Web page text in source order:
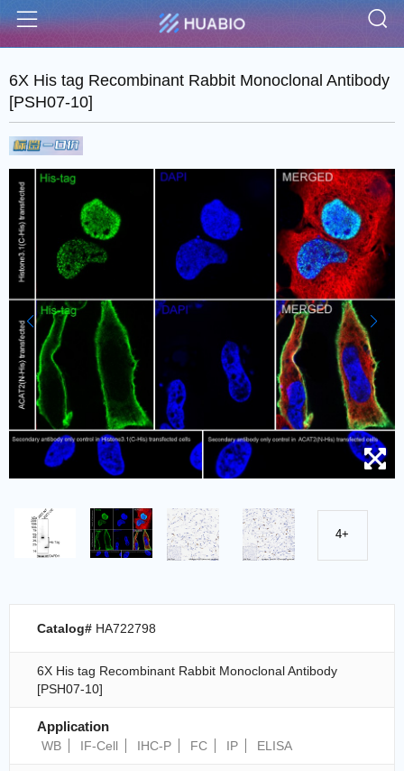
Menu
6X His tag Recombinant Rabbit Monoclonal Antibody
[PSH07-10]
4+
Catalog# HA722798
6X His tag Recombinant Rabbit Monoclonal Antibody
[PSH07-10]
Application
WB IF-Cell IHC-P FC IP ELISA